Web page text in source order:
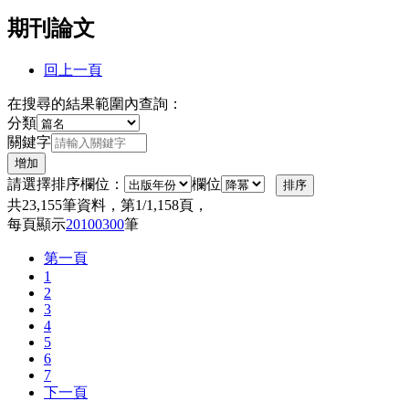
期刊論文
回上一頁
在搜尋的結果範圍內查詢：
分類
關鍵字
增加
請選擇排序欄位：
欄位
共23,155筆資料，第1/1,158頁，
每頁顯示20100300筆
第一頁
1
2
3
4
5
6
7
下一頁